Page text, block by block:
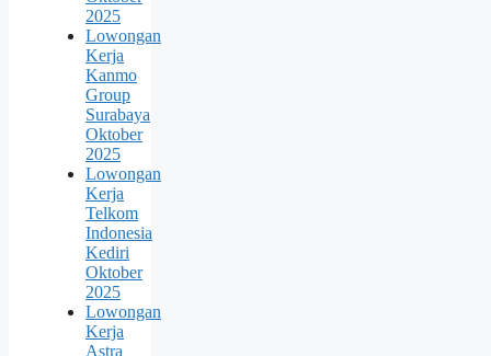
2025
Lowongan
Kerja
Kanmo
Group
Surabaya
Oktober
2025
Lowongan
Kerja
Telkom
Indonesia
Kediri
Oktober
2025
Lowongan
Kerja
Astra